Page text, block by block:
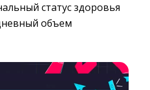
статус здоровья
объем